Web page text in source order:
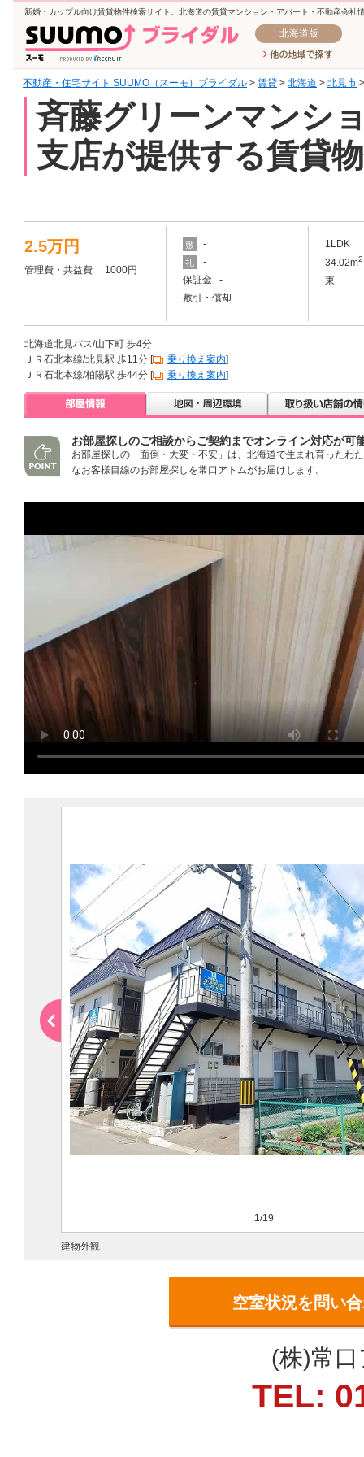
新婚・カップル向け賃貸物件検索サイト。北海道の賃貸マンション・アパート・不動産会社
北海道版
不動産・住宅サイト SUUMO（スーモ）ブライダル > 賃貸 > 北海道 > 北見市
斉藤グリーンマンシ
支店が提供する賃貸
2.5万円
管理費・共益費 1000円
敷 -
礼
-
保証金 -
敷引・償却 -
1LDK
34.02m2
東
北海道北見バス/山下町 歩4分
ＪＲ石北本線/北見駅 歩11分 [
乗り換え案内]
ＪＲ石北本線/柏陽駅 歩44分 [
乗り換え案内]
お部屋探しのご相談からご契約までオンライン対応が可
お部屋探しの「面倒・大変・不安」は、北海道で生まれ育ったわ
なお客様目線のお部屋探しを常口アトムがお届けします。
1/19
建物外観
空室状況を問い
(株)常
TEL: